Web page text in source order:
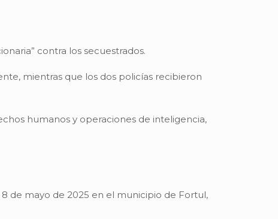
contra los secuestrados.
mientras que los dos policías recibieron
humanos y operaciones de inteligencia,
de mayo de 2025 en el municipio de Fortul,